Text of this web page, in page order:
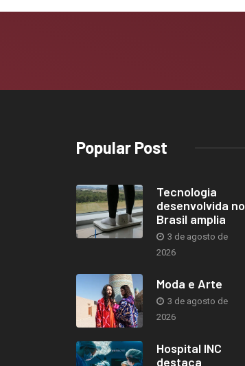
Popular Post
Tecnologia
desenvolvida no
Brasil amplia
3 de agosto de
2026
Moda e Arte
3 de agosto de
2026
Hospital INC
destaca